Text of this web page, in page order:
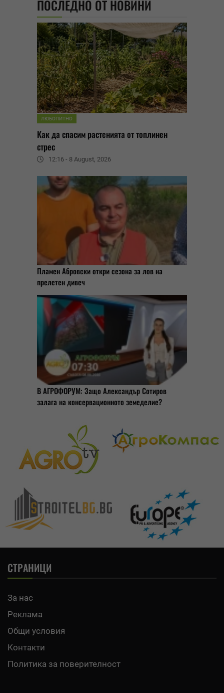
ПОСЛЕДНО ОТ НОВИНИ
ЛЮБОПИТНО
Как да спасим растенията от топлинен
стрес
12:16 - 8 August, 2026
Пламен Абровски откри сезона за лов на
прелетен дивеч
В АГРОФОРУМ: Защо Александър Сотиров
залага на консервационното земеделие?
СТРАНИЦИ
За нас
Реклама
Общи условия
Контакти
Политика за поверителност